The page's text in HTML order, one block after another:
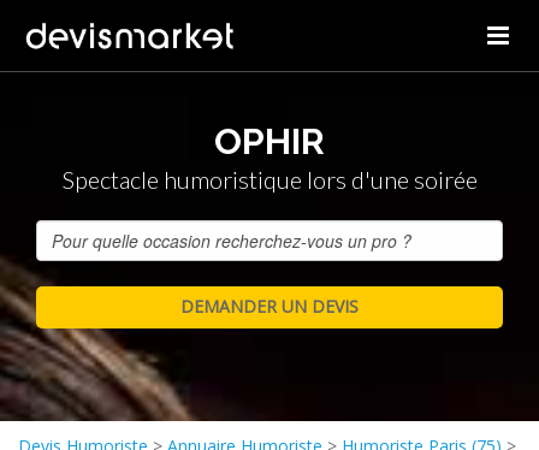
OPHIR
Spectacle humoristique lors d'une soirée